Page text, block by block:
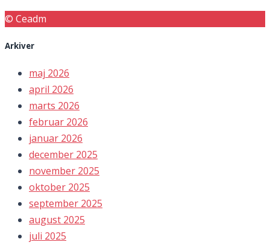
© Ceadm
Arkiver
maj 2026
april 2026
marts 2026
februar 2026
januar 2026
december 2025
november 2025
oktober 2025
september 2025
august 2025
juli 2025